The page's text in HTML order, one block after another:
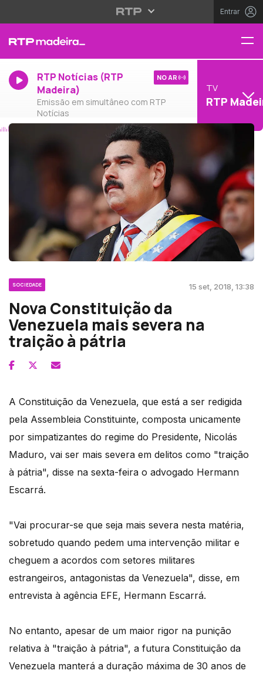
Entrar
RTP Notícias (RTP
Madeira)
Emissão em simultâneo com RTP
Notícias
NO AR
TV
RTP
SOCIEDADE 15 set, 2018, 13:38
Nova Constituição da
Venezuela mais severa na
traição à pátria
A Constituição da Venezuela, que está a ser redigida
pela Assembleia Constituinte, composta unicamente
por simpatizantes do regime do Presidente, Nicolás
Maduro, vai ser mais severa em delitos como "traição
à pátria", disse na sexta-feira o advogado Hermann
Escarrá.
"Vai procurar-se que seja mais severa nesta matéria,
sobretudo quando pedem uma intervenção militar e
cheguem a acordos com setores militares
estrangeiros, antagonistas da Venezuela", disse, em
entrevista à agência EFE, Hermann Escarrá.
No entanto, apesar de um maior rigor na punição
relativa à "traição à pátria", a futura Constituição da
Venezuela manterá a duração máxima de 30 anos de